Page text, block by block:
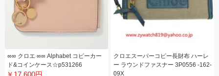
∞∞ クロエ ∞∞ Alphabet コピーカー
ド&コインケース☆p531266
クロエスーパーコピー長財布 ハーレ
ー ラウンドファスナー 3P0556 -162-
09X